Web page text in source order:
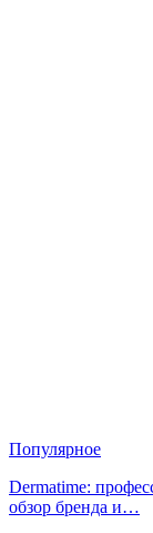
Популярное
Dermatime:
обзор бренда и…